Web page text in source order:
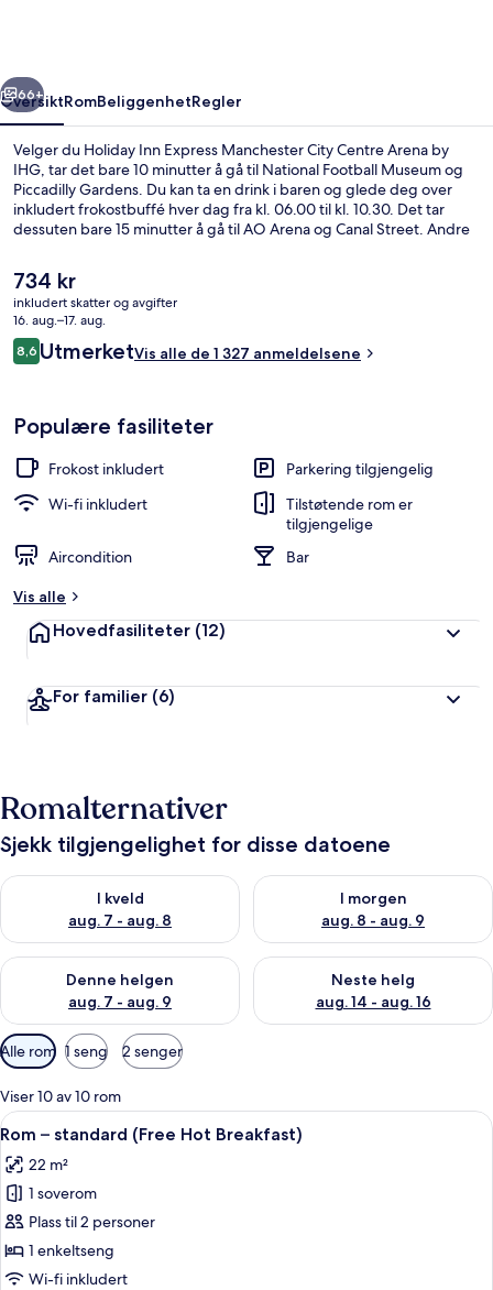
Arena
by
IHG
Neste
66+
OversiktRomBeliggenhetRegler
Velger du Holiday Inn Express Manchester City Centre Arena by
IHG, tar det bare 10 minutter å gå til National Football Museum og
Piccadilly Gardens. Du kan ta en drink i baren og glede deg over
inkludert frokostbuffé hver dag fra kl. 06.00 til kl. 10.30. Det tar
dessuten bare 15 minutter å gå til AO Arena og Canal Street. Andre
ikke langt å gå til kollektivtransport fra overnattingsstedet: Det tar 4
minutter å gå til Shudehill Station og 7 minutter å gå til Market
Street Station.
Den
nåværende
prisen
er
734 kr
734 kr
inkludert skatter og avgifter
16. aug.–17. aug.
Anmeldelser
8,68,6 av 10 –
UtmerketVis alle de 1 327 anmeldelsene
Populære fasiliteter
Frokost inkludert
Parkering tilgjengelig
Wi-fi inkludert
Tilstøtende rom er
tilgjengelige
Aircondition
Bar
Vis alle
Hovedfasiliteter (12)
For familier (6)
Romalternativer
Sjekk tilgjengelighet for disse datoene
I kveld
aug. 7 - aug. 8
Sjekk tilgjengelighet for i kveld, aug. 7 - aug. 8
I morgen
aug. 8 - aug. 9
Sjekk tilgjengelighet for i
Denne helgen
aug. 7 - aug. 9
Sjekk tilgjengelighet for denne helgen, aug. 7 - aug. 9
Neste helg
aug. 14 - aug. 16
Sjekk tilgjengelighet for neste
Tilgjengelige
filtre
for
rom
Alle rom 1 seng 2 senger
Viser 10 av 10 rom
Åpne
alle
bildene
av
Rom
–
standard
Allergitestet sengetøy, safe på
6
Rom – standard (Free Hot Breakfast)
22 m²
1 soverom
Plass til 2 personer
1 enkeltseng
Wi-fi inkludert